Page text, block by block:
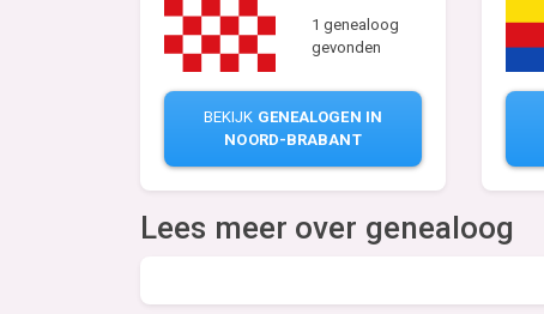
1 genealoog
gevonden
BEKIJK GENEALOGEN IN
NOORD-BRABANT
Lees meer over genealoog